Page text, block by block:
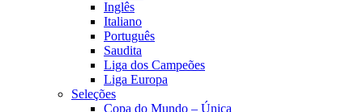
Inglês
Italiano
Português
Saudita
Liga dos Campeões
Liga Europa
Seleções
Copa do Mundo – Única